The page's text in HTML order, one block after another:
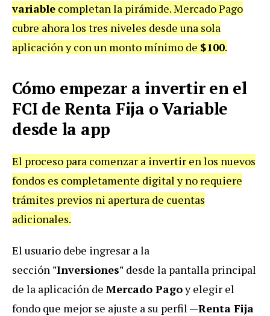
variable completan la pirámide. Mercado Pago
cubre ahora los tres niveles desde una sola
aplicación y con un monto mínimo de $100.
Cómo empezar a invertir en el
FCI de Renta Fija o Variable
desde la app
El proceso para comenzar a invertir en los nuevos
fondos es completamente digital y no requiere
trámites previos ni apertura de cuentas
adicionales.
El usuario debe ingresar a la
sección "Inversiones" desde la pantalla principal
de la aplicación de Mercado Pagoy elegir el
fondo que mejor se ajuste a su perfil —Renta Fija